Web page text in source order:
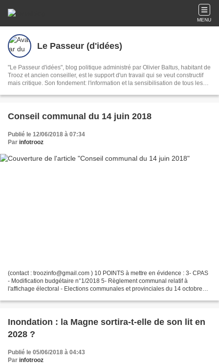
MENU
Le Passeur (d'idées)
"Le Passeur d'idées", blog politique administré par Olivier Baltus, habitant de
Trooz et ancien conseiller, est le support d'un travail qui se veut constructif
mais critique. Son fondement: l'information et la sensibilisation de tous les
Conseil communal du 14 juin 2018
Publié le 12/06/2018 à 07:34
Par infotrooz
(contact : troozinfo@gmail.com ) 10 POINTS à mettre en évidence : 3- CPAS
- Modification budgétaire n°1/2018 5- Règlement communal relatif à
l'affichage électoral - Elections communales et provinciales du 14 octobre
Inondation : la Magne sortira-t-elle de son lit en
2028 ?
Publié le 05/06/2018 à 04:43
Par infotrooz